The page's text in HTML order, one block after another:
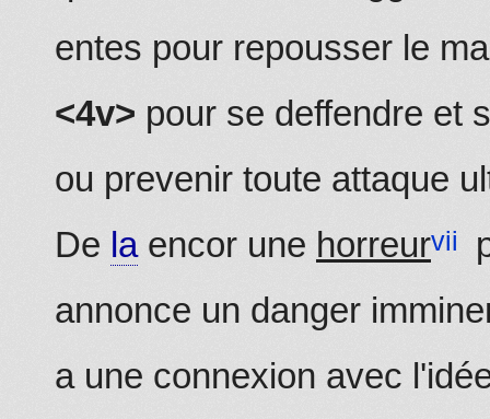
entes pour repousser le
<4v> pour se deffendre et
ou prevenir toute attaque
De laencor une horreur
annonce un danger
a une connexion avec